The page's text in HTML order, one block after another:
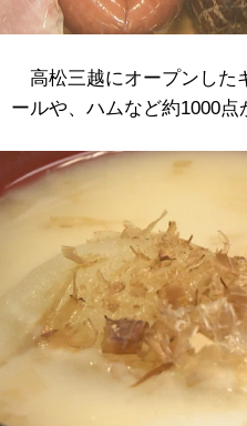
高松三越にオープンした
ールや、ハムなど約1000点